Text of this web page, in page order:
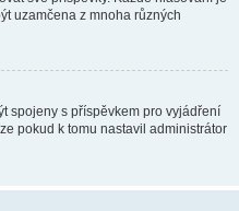
uzamčena z mnoha různých
spojeny s příspěvkem pro vyjádření
pokud k tomu nastavil administrátor